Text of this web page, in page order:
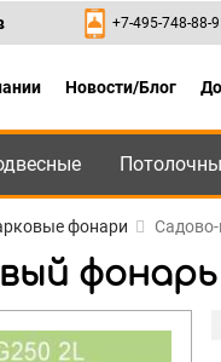
+7-495-
+7-495-748-88-
Новости/Блог
фонари
фонарь